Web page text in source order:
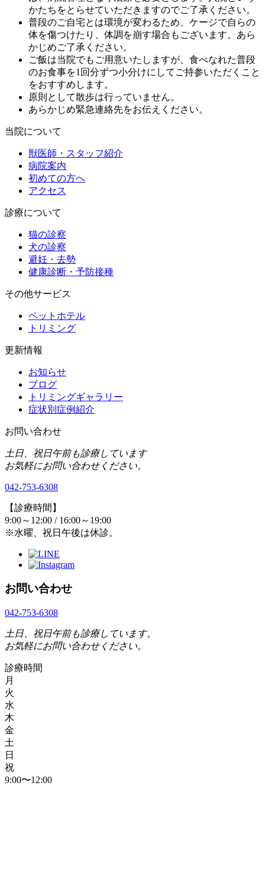
かたちをとらせていただきますのでご了承ください。
普段のご自宅とは環境が変わるため、ケージで自らの
体を傷つけたり、体調を崩す場合もございます。あら
かじめご了承ください。
ご飯は当院でもご用意いたしますが、食べなれた普段
のお食事を1回分ずつ小分けにしてご持参いただくこと
をおすすめします。
原則として散歩は行っていません。
あらかじめ緊急連絡先をお伝えください。
当院について
獣医師・スタッフ紹介
病院案内
初めての方へ
アクセス
診療について
猫の診察
犬の診察
避妊・去勢
健康診断・予防接種
その他サービス
ペットホテル
トリミング
更新情報
お知らせ
ブログ
トリミングギャラリー
症状別症例紹介
お問い合わせ
土日、祝日午前も診療しています
お気軽にお問い合わせください。
042-753-6308
【診療時間】
9:00～12:00 / 16:00～19:00
※水曜、祝日午後は休診。
お問い合わせ
042-753-6308
土日、祝日午前も診療しています。
お気軽にお問い合わせください。
診療時間
月
火
水
木
金
土
日
祝
9:00〜12:00